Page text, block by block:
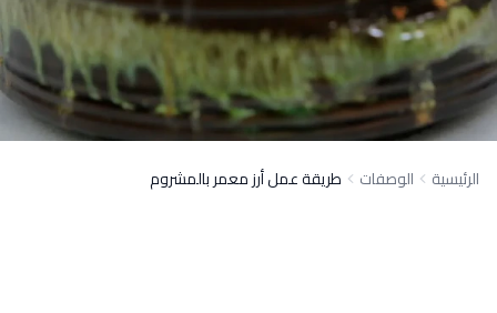
الرئيسية الوصفات طريقة عمل أرز معمر بالمشروم